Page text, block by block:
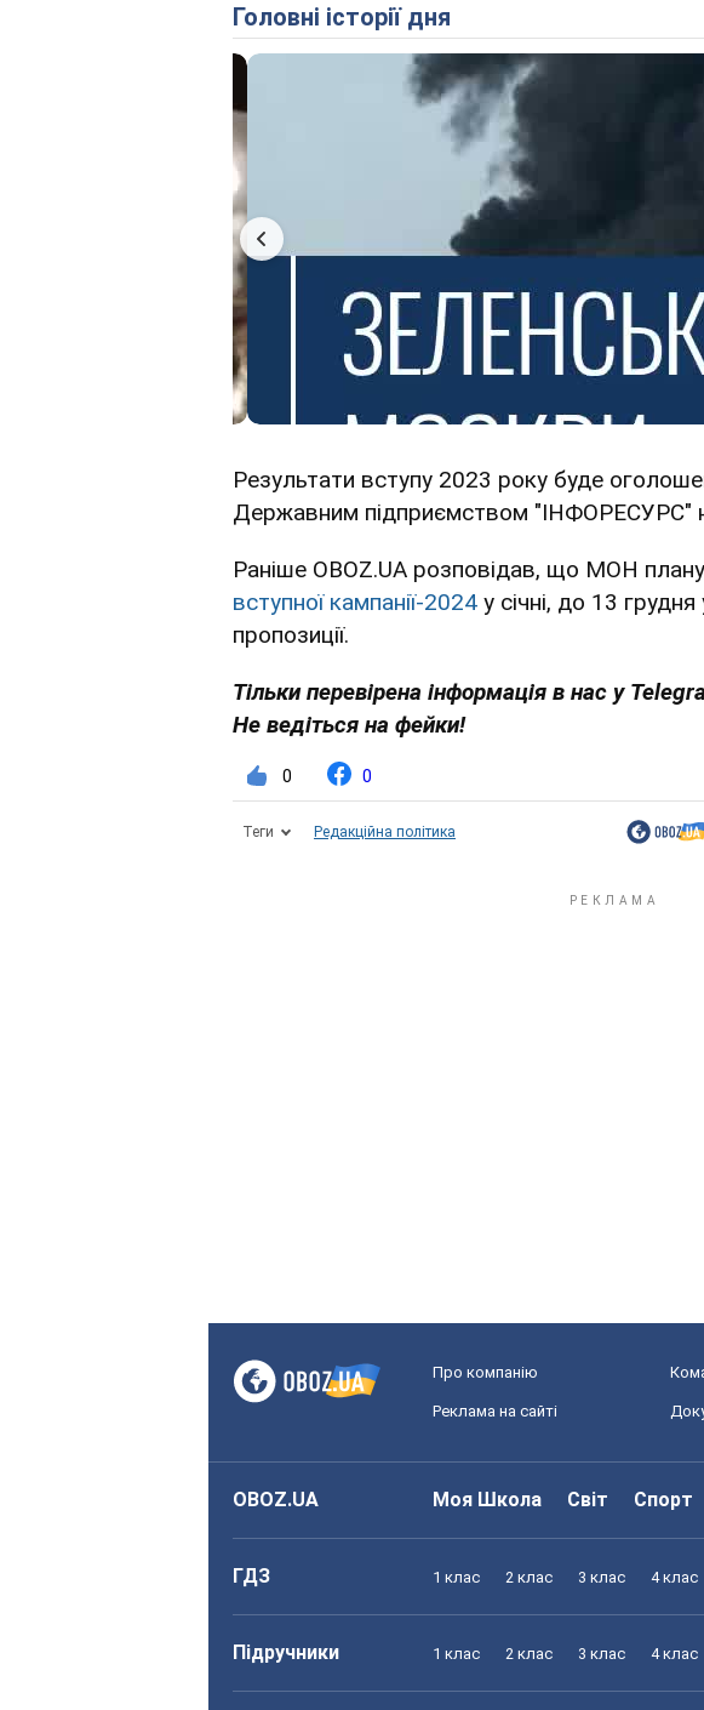
Головні історії дня
Результати вступу 2023 року буде
Державним підприємством "ІНФОРЕСУРС"
Раніше OBOZ.UA розповідав, що МОН
вступної кампанії-2024 у січні, до 13
пропозиції.
Тільки перевірена інформація в нас у
Не ведіться на фейки!
0 0
Теги Редакційна політика
Про компанію
Реклама на сайті
OBOZ.UA Моя Школа Світ Спорт
ГДЗ 1 клас 2 клас 3 клас 4 клас
Підручники 1 клас 2 клас 3 клас 4 клас